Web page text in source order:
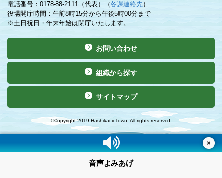
×
音声よみあげ
電話番号：0178-88-2111（代表）（各課連絡先）
役場開庁時間：午前8時15分から午後5時00分まで
※土日祝日・年末年始は閉庁いたします。
お問い合わせ
組織から探す
サイトマップ
©Copyright 2019 Hashikami Town. All rights reserved.